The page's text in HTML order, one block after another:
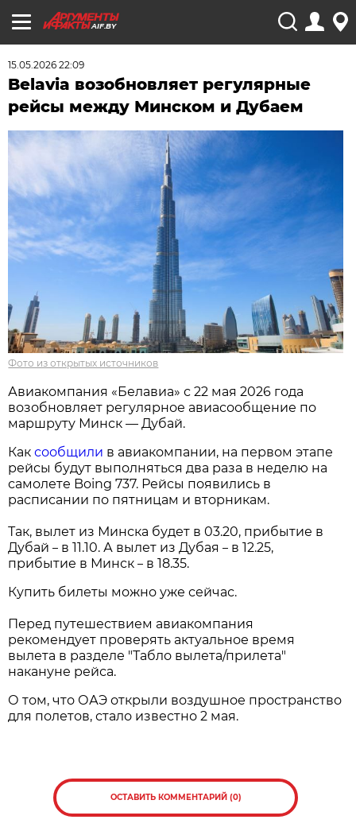
AIF.BY
15.05.2026 22:09
Belavia возобновляет регулярные
рейсы между Минском и Дубаем
Фото из открытых источников
Авиакомпания «Белавиа» с 22 мая 2026 года
возобновляет регулярное авиасообщение по
маршруту Минск — Дубай.
Каксообщили в авиакомпании, на первом этапе
рейсы будут выполняться два раза в неделю на
самолете Boing 737. Рейсы появились в
расписании по пятницам и вторникам.
Так, вылет из Минска будет в 03.20, прибытие в
Дубай– в 11.10. А вылет из Дубая– в 12.25,
прибытие в Минск– в 18.35.
Купить билеты можно уже сейчас.
Перед путешествием авиакомпания
рекомендует проверять актуальное время
вылета в разделе "Табло вылета/прилета"
накануне рейса.
О том, что ОАЭ открыли воздушное пространство
для полетов, стало известно 2 мая.
ОСТАВИТЬ КОММЕНТАРИЙ (0)